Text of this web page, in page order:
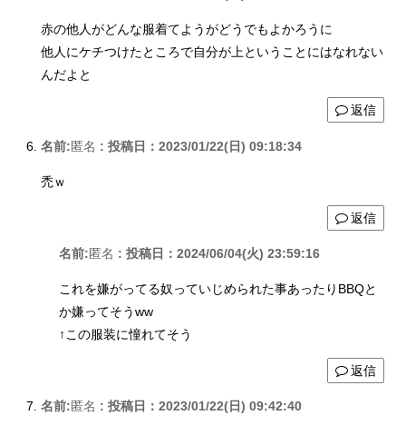
赤の他人がどんな服着てようがどうでもよかろうに
他人にケチつけたところで自分が上ということにはなれない
んだよと
返信
名前:匿名 : 投稿日：2023/01/22(日) 09:18:34
禿ｗ
返信
名前:匿名 : 投稿日：2024/06/04(火) 23:59:16
これを嫌がってる奴っていじめられた事あったりBBQと
か嫌ってそうww
↑この服装に憧れてそう
返信
名前:匿名 : 投稿日：2023/01/22(日) 09:42:40